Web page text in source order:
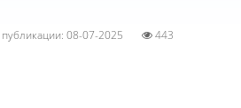
публикации: 08-07-2025 443